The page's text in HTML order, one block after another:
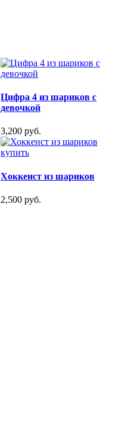
Цифра 4 из шариков с
девочкой
3,200 руб.
Хоккеист из шариков
2,500 руб.